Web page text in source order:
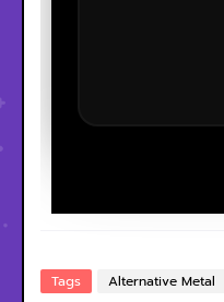
Tags Alternative Metal